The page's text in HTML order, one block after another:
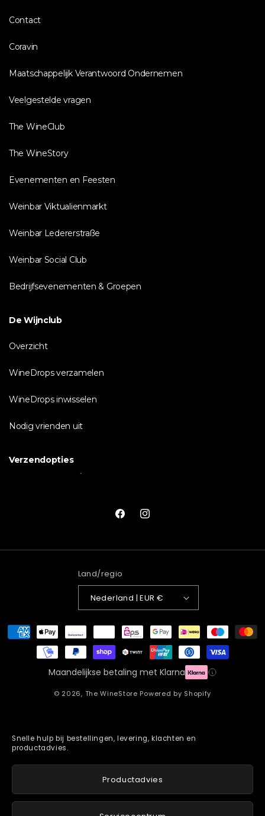
Contact
Coravin
Maatschappelijk Verantwoord Ondernemen
Veelgestelde vragen
The WineClub
The WineStory
Evenementen en Feesten
Weinbar Viktualienmarkt
Weinbar Ledererstraße
Weinbar Social Club
Bedrijfsevenementen & Groepen
De Wijnclub
Overzicht
WineDrops verzamelen
WineDrops inwisselen
Nodig vrienden uit
Verzendopties
FacebookInstagram
Land/regio
Nederland | EUR €
Betaalmethoden
Maandelijkse betaling met Klarna
© 2026, The WineStore Powered by Shopify
Snelle hulp bij bestellingen, levering, klachten en
productadvies.
Productadvies